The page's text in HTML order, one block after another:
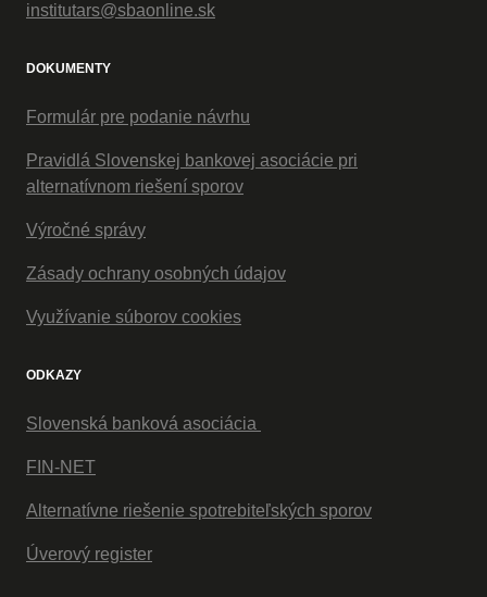
institutars@sbaonline.sk
DOKUMENTY
Formulár pre podanie návrhu
Pravidlá Slovenskej bankovej asociácie pri
alternatívnom riešení sporov
Výročné správy
Zásady ochrany osobných údajov
Využívanie súborov cookies
ODKAZY
Slovenská banková asociácia
FIN-NET
Alternatívne riešenie spotrebiteľských sporov
Úverový register